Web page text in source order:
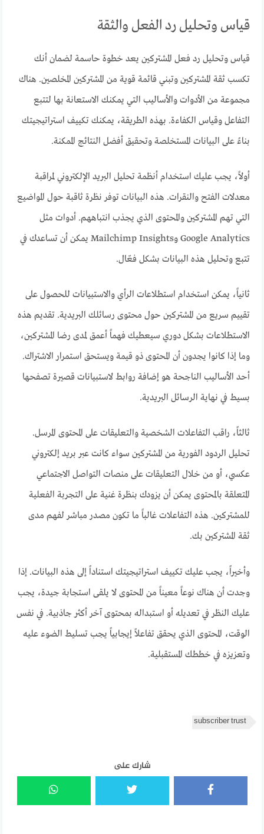
قياس وتحليل رد الفعل والثقة
قياس وتحليل رد فعل المشتركين يعد خطوة حاسمة لضمان أنك
تكسب ثقة المشتركين وتبني قائمة قوية من المشتركين المخلصين. هناك
مجموعة من الأدوات والأساليب التي يمكنك الاستعانة بها لتتبع
التفاعل وقياس الكفاءة. بهذه الطريقة، يمكنك تكييف استراتيجيتك
بناءً على البيانات المستخلصة وتحقيق أفضل النتائج الممكنة.
أولاً، يجب عليك استخدام أنظمة تحليل البريد الإلكتروني لمراقبة
معدلات الفتح والنقرات. هذه البيانات توفر نظرة ثاقبة حول المواضيع
التي تهم المشتركين والمحتوى الذي يجذب انتباههم. أدوات مثل
Google Analytics وMailchimp Insights يمكن أن تساعدك في
تتبع وتحليل هذه البيانات بشكل فعّال.
ثانياً، يمكن استخدام استطلاعات الرأي والاستبيانات للحصول على
تقييم سريع من المشتركين حول محتوى رسائلك البريدية. تقديم هذه
الاستطلاعات بشكل دوري سيعطيك فهماً أعمق لمدى رضا المشتركين،
وما إذا كانوا يجدون أن المحتوى ذو قيمة ويستحق استمرار الاشتراك.
أحد الأساليب الناجحة هو إضافة روابط لاستبيانات قصيرة تصفحها
بسيط في نهاية الرسائل البريدية.
ثالثاً، راقب التفاعلات الشخصية والتعليقات على المحتوى المرسل.
تحليل الردود الفورية من المشتركين سواء كانت عبر بريد إلكتروني
عكسي، أو من خلال التعليقات على منصات التواصل الاجتماعي
المتعلقة بالمحتوى يمكن أن يزودك بنظرة غنية على التجربة الفعلية
للمشتركين. هذه التفاعلات غالباً ما تكون مصدر مباشر لفهم مدى
ثقة المشتركين بك.
وأخيراً، يجب عليك تكييف استراتيجيتك استناداً إلى هذه البيانات. إذا
وجدت أن هناك نوعاً معيناً من المحتوى لا يلقى استجابة جيدة، يجب
عليك النظر في تعديله أو استبداله بمحتوى آخر أكثر جاذبية. في نفس
الوقت، المحتوى الذي يحقق تفاعلاً إيجابياً يجب تسليط الضوء عليه
وتعزيزه في خططك المستقبلية.
subscriber trust
شارك على